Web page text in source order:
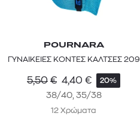
POURNARA
ΓΥΝΑΙΚΕΙΕΣ ΚΟΝΤΕΣ ΚΑΛΤΣΕΣ 209
5,50 € 4,40 € 20%
38/40, 35/38
12 Χρώματα